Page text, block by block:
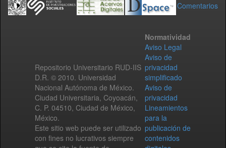
Comentarios
Repositorio Universitario RUD-IIS
D.R. © 2010. Universidad
Nacional Autónoma de México.
Ciudad Universitaria, Coyoacán,
C. P. 04510, Ciudad de México,
México.
Este sitio web puede ser utilizado
con fines no lucrativos siempre
Normatividad
Aviso Legal
Aviso de
privacidad
simplificado
Aviso de
privacidad
Lineamientos
para la
publicación de
contenidos